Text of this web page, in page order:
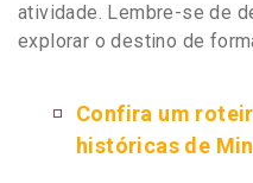
atividade. Lembre-se de
explorar o destino de
Confira um
históricas de